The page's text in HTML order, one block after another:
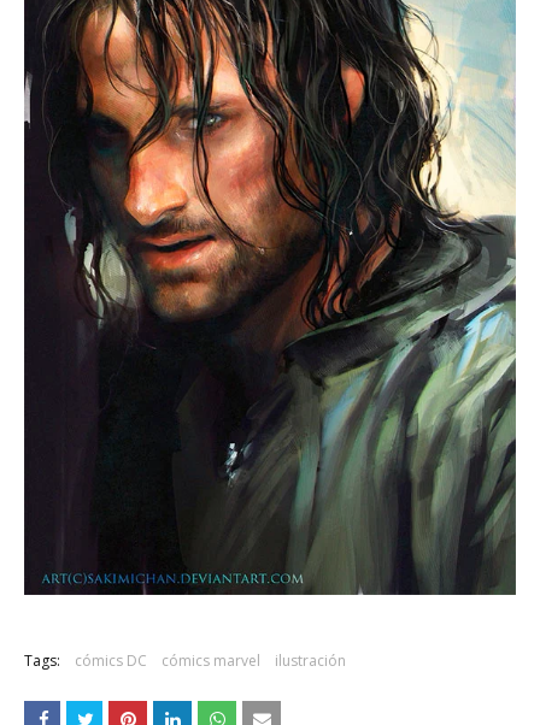
Tags: cómics DC cómics marvel ilustración